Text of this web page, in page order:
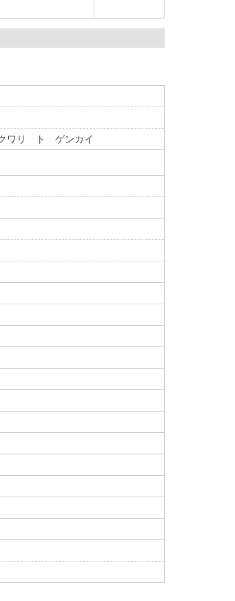
ワリ ト ゲンカイ